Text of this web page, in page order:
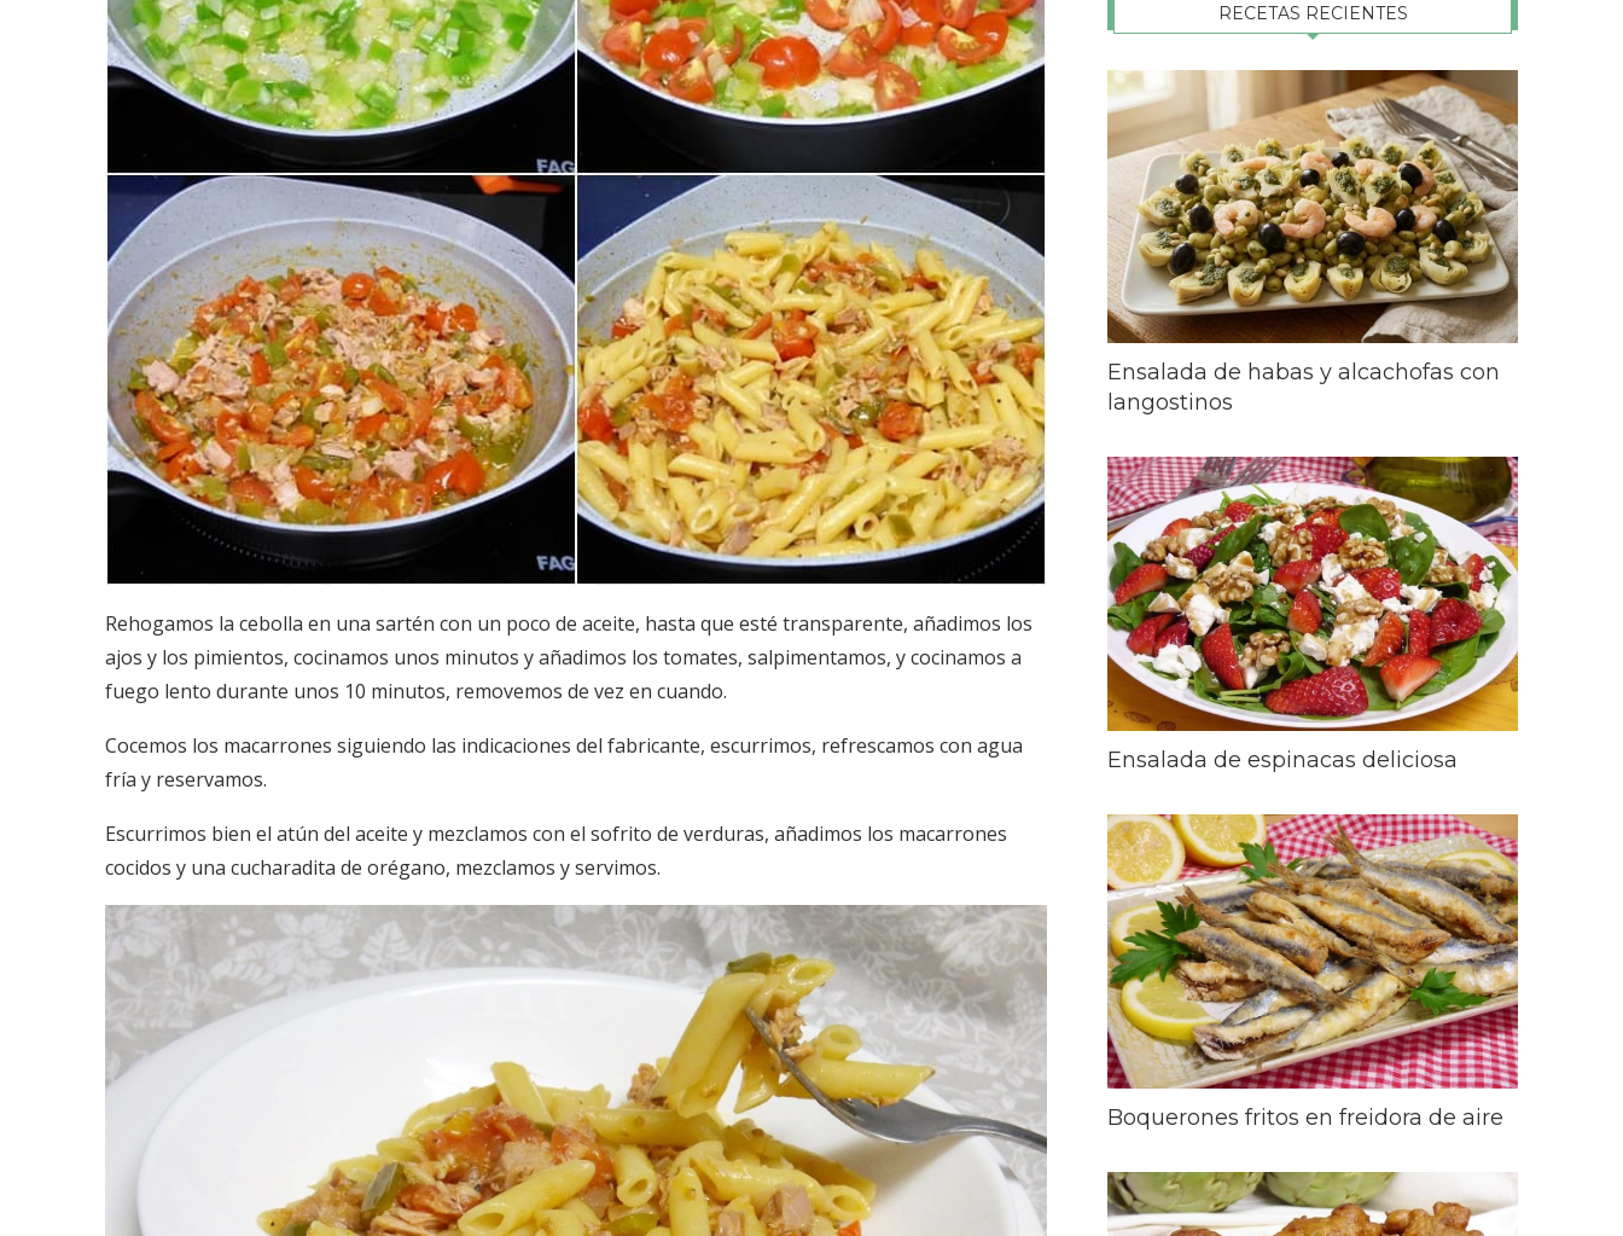
Rehogamos la cebolla en una sartén con un poco de aceite, hasta que esté transparente, añadimos los
ajos y los pimientos, cocinamos unos minutos y añadimos los tomates, salpimentamos, y cocinamos a
fuego lento durante unos 10 minutos, removemos de vez en cuando.
Cocemos los macarrones siguiendo las indicaciones del fabricante, escurrimos, refrescamos con agua
fría y reservamos.
Escurrimos bien el atún del aceite y mezclamos con el sofrito de verduras, añadimos los macarrones
cocidos y una cucharadita de orégano, mezclamos y servimos.
RECETAS RECIENTES
Ensalada de habas y alcachofas con
langostinos
Ensalada de espinacas deliciosa
Boquerones fritos en freidora de aire